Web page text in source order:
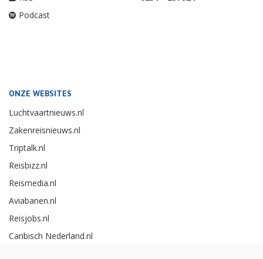
Podcast
ONZE WEBSITES
Luchtvaartnieuws.nl
Zakenreisnieuws.nl
Triptalk.nl
Reisbizz.nl
Reismedia.nl
Aviabanen.nl
Reisjobs.nl
Caribisch Nederland.nl